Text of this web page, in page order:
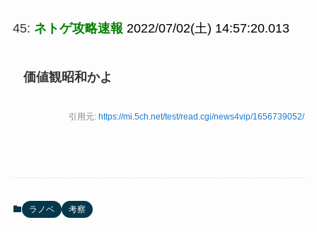
45: ネトゲ攻略速報 2022/07/02(土) 14:57:20.013
価値観昭和かよ
引用元: https://mi.5ch.net/test/read.cgi/news4vip/1656739052/
ラノベ 考察